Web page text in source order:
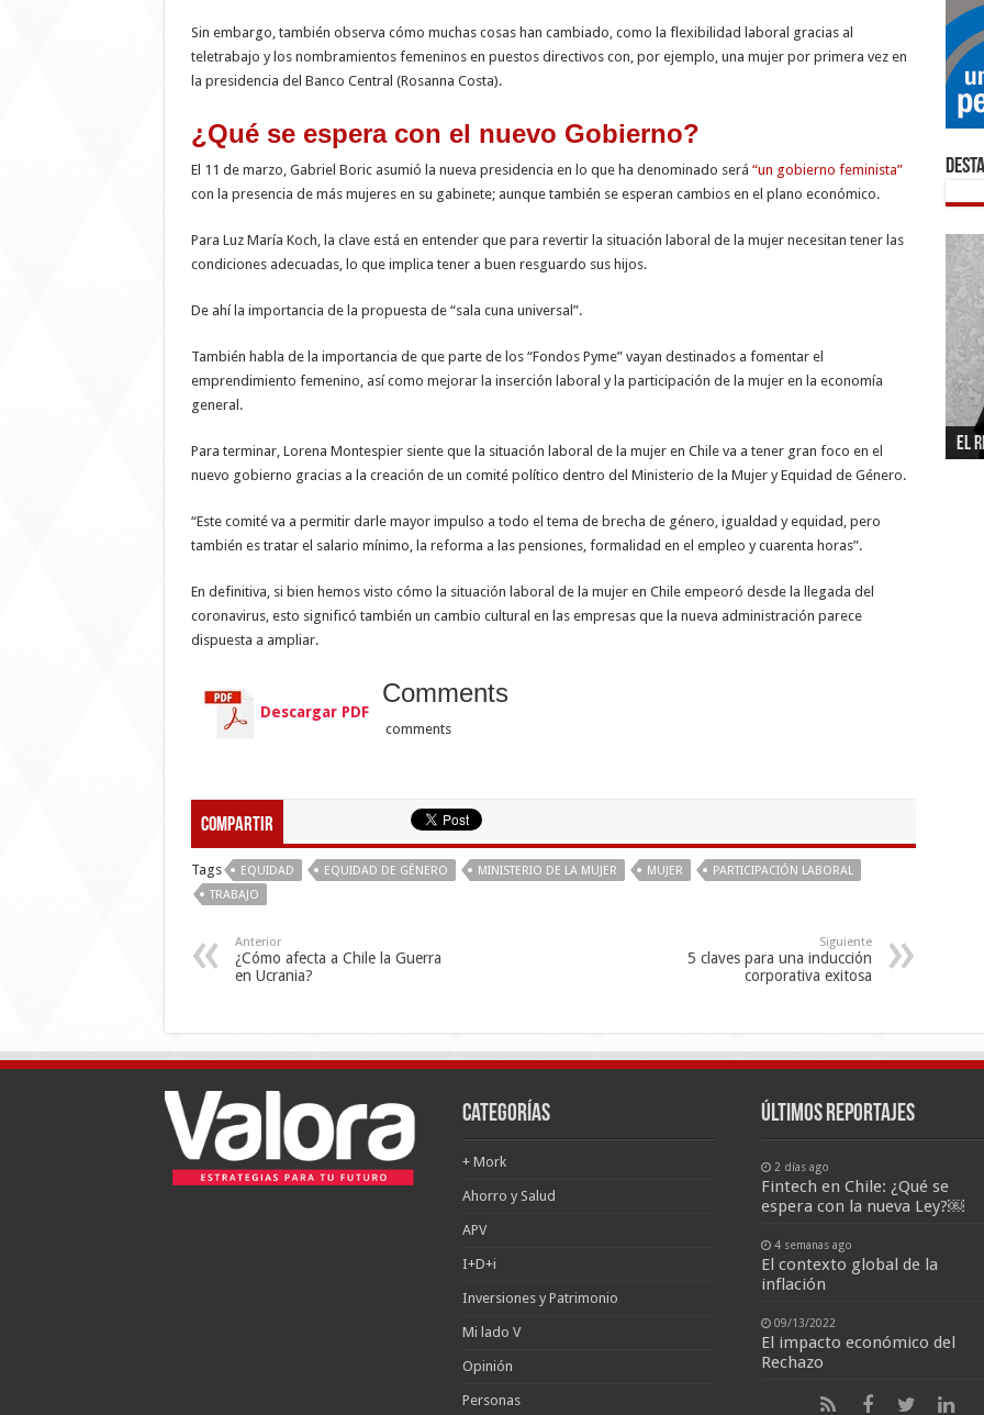
Sin embargo, también observa cómo muchas cosas han cambiado, como la flexibilidad laboral gracias al
teletrabajo y los nombramientos femeninos en puestos directivos con, por ejemplo, una mujer por primera vez en
la presidencia del Banco Central (Rosanna Costa).
¿Qué se espera con el nuevo Gobierno?
El 11 de marzo, Gabriel Boric asumió la nueva presidencia en lo que ha denominado será “un gobierno feminista”
con la presencia de más mujeres en su gabinete; aunque también se esperan cambios en el plano económico.
Para Luz María Koch, la clave está en entender que para revertir la situación laboral de la mujer necesitan tener las
condiciones adecuadas, lo que implica tener a buen resguardo sus hijos.
De ahí la importancia de la propuesta de “sala cuna universal”.
También habla de la importancia de que parte de los “Fondos Pyme” vayan destinados a fomentar el
emprendimiento femenino, así como mejorar la inserción laboral y la participación de la mujer en la economía
general.
Para terminar, Lorena Montespier siente que la situación laboral de la mujer en Chile va a tener gran foco en el
nuevo gobierno gracias a la creación de un comité político dentro del Ministerio de la Mujer y Equidad de Género.
“Este comité va a permitir darle mayor impulso a todo el tema de brecha de género, igualdad y equidad, pero
también es tratar el salario mínimo, la reforma a las pensiones, formalidad en el empleo y cuarenta horas”.
En definitiva, si bien hemos visto cómo la situación laboral de la mujer en Chile empeoró desde la llegada del
coronavirus, esto significó también un cambio cultural en las empresas que la nueva administración parece
dispuesta a ampliar.
Descargar PDF
Comments
comments
Compartir
Tags EQUIDAD EQUIDAD DE GÉNERO MINISTERIO DE LA MUJER MUJER
PARTICIPACIÓN LABORAL
TRABAJO
Anterior
¿Cómo afecta a Chile la Guerra
en Ucrania?
Siguiente
5 claves para una inducción
corporativa exitosa
El
ley
La
El
del
La
Categorías
+ Mork
Ahorro y Salud
APV
I+D+i
Inversiones y Patrimonio
Mi lado V
Opinión
Personas
últimos reportajes
2 días ago
Fintech en Chile: ¿Qué se
espera con la nueva Ley?￼
4 semanas ago
El contexto global de la
inflación
09/13/2022
El impacto económico del
Rechazo